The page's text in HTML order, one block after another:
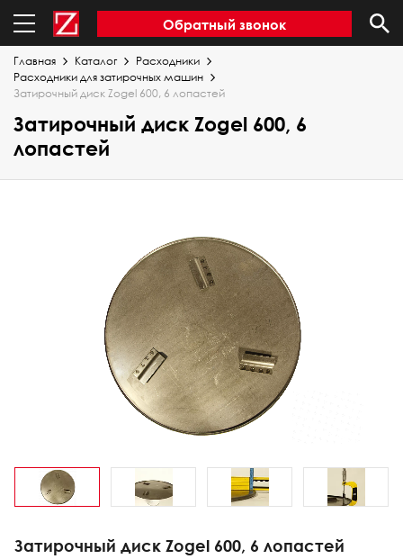
Обратный звонок
Главная Каталог
Расходники
Расходники для затирочных машин
Затирочный диск Zogel 600, 6 лопастей
Затирочный диск Zogel 600, 6
лопастей
Затирочный диск Zogel 600, 6 лопастей